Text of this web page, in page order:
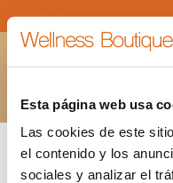
Esta página web usa
Las cookies de este
el contenido y los
sociales y analizar el